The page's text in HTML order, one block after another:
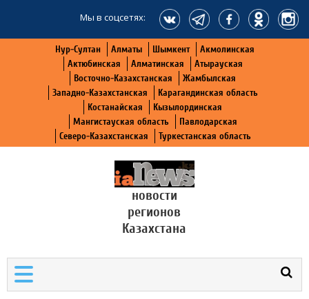
Мы в соцсетях:
Нур-Султан Алматы Шымкент
Акмолинская
Актюбинская
Алматинская
Атырауская
Восточно-Казахстанская
Жамбылская
Западно-Казахстанская
Карагандинская область
Костанайская
Кызылординская
Мангистауская область
Павлодарская
Северо-Казахстанская
Туркестанская область
новости
регионов
Казахстана